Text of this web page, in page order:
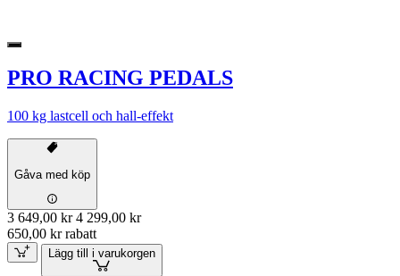
PRO RACING PEDALS
100 kg lastcell och hall-effekt
Gåva med köp
3 649,00 kr 4 299,00 kr
650,00 kr rabatt
Lägg till i varukorgen